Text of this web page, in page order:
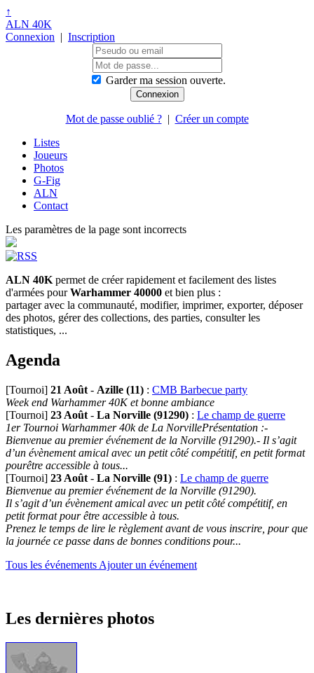
↑
ALN 40K
Connexion | Inscription
Garder ma session ouverte.
Mot de passe oublié ?| Créer un compte
Listes
Joueurs
Photos
G-Fig
ALN
Contact
Les paramètres de la page sont incorrects
ALN 40K permet de créer rapidement et facilement des listes
d'armées pourWarhammer 40000 et bien plus :
partager avec la communauté, modifier, imprimer, exporter, déposer
des photos, gérer des collections, des parties, consulter les
statistiques, ...
Agenda
[Tournoi] 21 Août - Azille (11) : CMB Barbecue party
Week end Warhammer 40K et bonne ambiance
[Tournoi] 23 Août - La Norville (91290) : Le champ de guerre
1er Tournoi Warhammer 40k de La NorvillePrésentation :-
Bienvenue au premier événement de la Norville (91290).- Il s’agit
d’un évènement amical avec un petit côté compétitif, en petit format
pourêtre accessible à tous...
[Tournoi] 23 Août - La Norville (91) : Le champ de guerre
Bienvenue au premier événement de la Norville (91290).
Il s’agit d’un évènement amical avec un petit côté compétitif, en
petit format pour être accessible à tous.
Prenez le temps de lire le règlement avant de vous inscrire, pour que
la journée ce passe dans de bonnes conditions pour...
Tous les événements Ajouter un événement
Les dernières photos